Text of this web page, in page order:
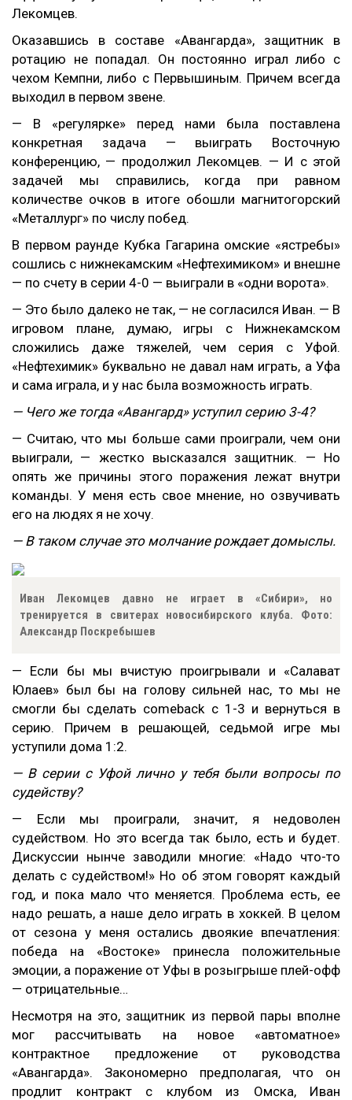
Лекомцев.
Оказавшись в составе «Авангарда», защитник в
ротацию не попадал. Он постоянно играл либо с
чехом Кемпни, либо с Первышиным. Причем всегда
выходил в первом звене.
— В «регулярке» перед нами была поставлена
конкретная задача — выиграть Восточную
конференцию, — продолжил Лекомцев. — И с этой
задачей мы справились, когда при равном
количестве очков в итоге обошли магнитогорский
«Металлург» по числу побед.
В первом раунде Кубка Гагарина омские «ястребы»
сошлись с нижнекамским «Нефтехимиком» и внешне
— по счету в серии 4-0 — выиграли в «одни ворота».
— Это было далеко не так, — не согласился Иван. — В
игровом плане, думаю, игры с Нижнекамском
сложились даже тяжелей, чем серия с Уфой.
«Нефтехимик» буквально не давал нам играть, а Уфа
и сама играла, и у нас была возможность играть.
— Чего же тогда «Авангард» уступил серию 3-4?
— Считаю, что мы больше сами проиграли, чем они
выиграли, — жестко высказался защитник. — Но
опять же причины этого поражения лежат внутри
команды. У меня есть свое мнение, но озвучивать
его на людях я не хочу.
— В таком случае это молчание рождает домыслы.
Иван Лекомцев давно не играет в «Сибири», но
тренируется в свитерах новосибирского клуба. Фото:
Александр Поскребышев
— Если бы мы вчистую проигрывали и «Салават
Юлаев» был бы на голову сильней нас, то мы не
смогли бы сделать comebackс 1-3 и вернуться в
серию. Причем в решающей, седьмой игре мы
уступили дома 1:2.
— В серии с Уфой лично у тебя были вопросы по
судейству?
— Если мы проиграли, значит, я недоволен
судейством. Но это всегда так было, есть и будет.
Дискуссии нынче заводили многие: «Надо что-то
делать с судейством!» Но об этом говорят каждый
год, и пока мало что меняется. Проблема есть, ее
надо решать, а наше дело играть в хоккей. В целом
от сезона у меня остались двоякие впечатления:
победа на «Востоке» принесла положительные
эмоции, а поражение от Уфы в розыгрыше плей-офф
— отрицательные…
Несмотря на это, защитник из первой пары вполне
мог рассчитывать на новое «автоматное»
контрактное предложение от руководства
«Авангарда». Закономерно предполагая, что он
продлит контракт с клубом из Омска, Иван